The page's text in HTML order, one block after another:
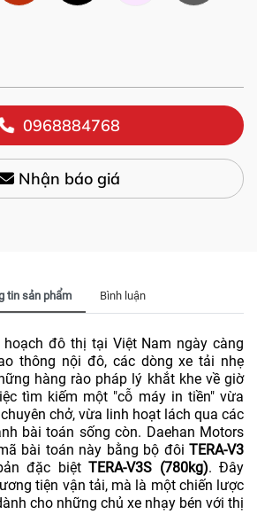
0968884768
Nhận báo giá
tin sản phẩm Bình luận
đô thị tại Việt Nam ngày càng
thông nội đô, các dòng xe tải nhẹ
hàng rào pháp lý khắt khe về giờ
tìm kiếm một "cỗ máy in tiền" vừa
chở, vừa linh hoạt lách qua các
bài toán sống còn. Daehan Motors
bài toán này bằng bộ đôi TERA-V3
đặc biệt TERA-V3S (780kg). Đây
tiện vận tải, mà là một chiến lược
cho những chủ xe nhạy bén với thị